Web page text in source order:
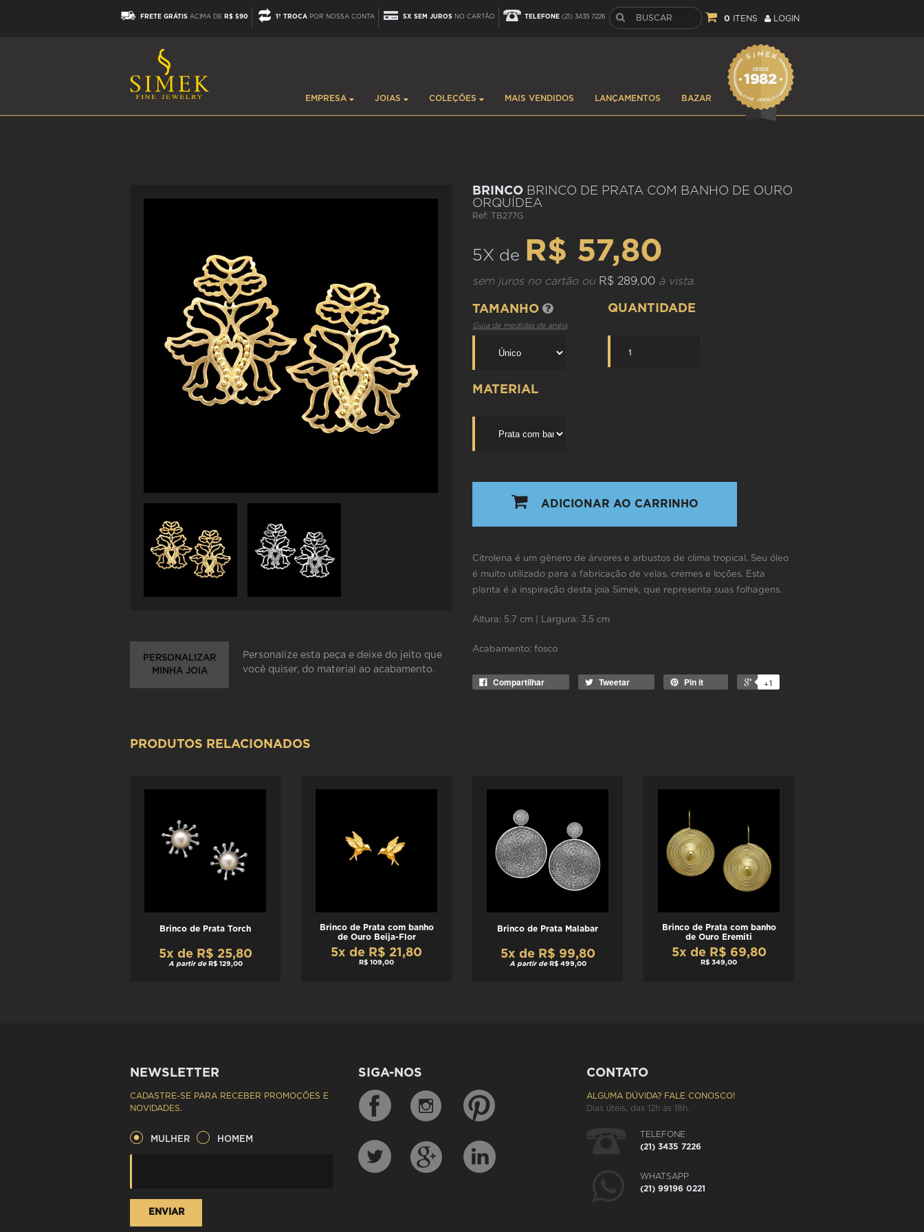
FRETE GRÁTIS ACIMA DE R$ 590 1ª TROCA POR NOSSA CONTA 5X SEM JUROS NO CARTÃO TELEFONE (21) 3435 7226 0 ITENS LOGIN
EMPRESA JOIAS COLEÇÕES MAIS VENDIDOS LANÇAMENTOS BAZAR
PERSONALIZAR
MINHA JOIA
Personalize esta peça e deixe do jeito que
você quiser, do material ao acabamento.
BRINCO BRINCO DE PRATA COM BANHO DE OURO
ORQUÍDEA
Ref: TB277G
5X de R$ 57,80
sem juros no cartão ou R$ 289,00 à vista.
TAMANHO
Guia de medidas de anéis
MATERIAL
QUANTIDADE
`
ADICIONAR AO CARRINHO
Citrolena é um gênero de árvores e arbustos de clima tropical. Seu óleo
é muito utilizado para a fabricação de velas, cremes e loções. Esta
planta é a inspiração desta joia Simek, que representa suas folhagens.
Altura: 5.7 cm | Largura: 3.5 cm
Acabamento: fosco
Compartilhar Tweetar Pin it +1
PRODUTOS RELACIONADOS
Brinco de Prata Torch
5x de R$ 25,80
A partir de R$ 129,00
Brinco de Prata com banho
de Ouro Beija-Flor
5x de R$ 21,80
R$ 109,00
Brinco de Prata Malabar
5x de R$ 99,80
A partir de R$ 499,00
Brinco de Prata com banho
de Ouro Eremiti
5x de R$ 69,80
R$ 349,00
NEWSLETTER
CADASTRE-SE PARA RECEBER PROMOÇÕES E
NOVIDADES.
MULHER HOMEM
SIGA-NOS CONTATO
ALGUMA DÚVIDA? FALE CONOSCO!
Dias úteis, das 12h às 18h.
TELEFONE
(21) 3435 7226
WHATSAPP
(21) 99196 0221